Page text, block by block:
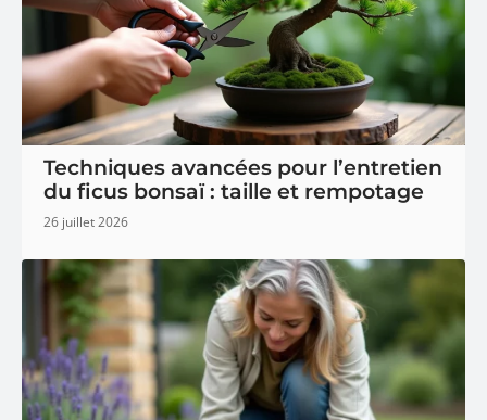
Techniques avancées pour l’entretien
du ficus bonsaï : taille et rempotage
26 juillet 2026